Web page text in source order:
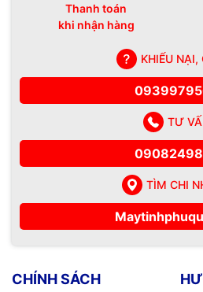
Thanh toán
khi nhận hàng
KHIẾU NẠI,
TƯ
TÌM CHI
CHÍNH SÁCH